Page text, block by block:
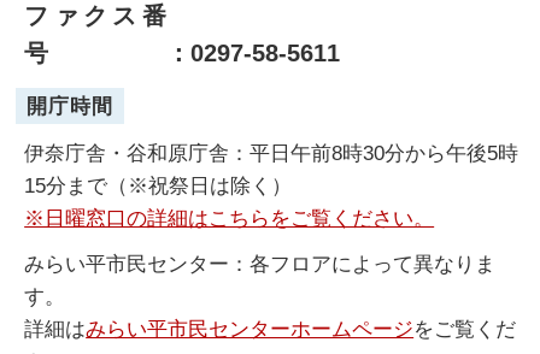
ファクス番
号
：0297-58-5611
開庁時間
伊奈庁舎・谷和原庁舎：平日午前8時30分から午後5時
15分まで（※祝祭日は除く）
※日曜窓口の詳細はこちらをご覧ください。
みらい平市民センター：各フロアによって異なりま
す。
詳細はみらい平市民センターホームページをご覧くだ